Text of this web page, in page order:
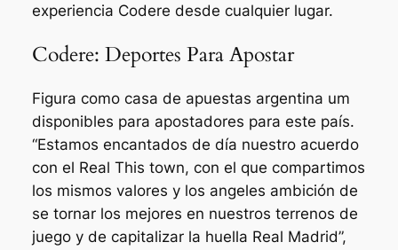
experiencia Codere desde cualquier lugar.
Codere: Deportes Para Apostar
Figura como casa de apuestas argentina um
disponibles para apostadores para este país.
“Estamos encantados de día nuestro acuerdo
con el Real This town, con el que compartimos
los mismos valores y los angeles ambición de
se tornar los mejores en nuestros terrenos de
juego y de capitalizar la huella Real Madrid”,